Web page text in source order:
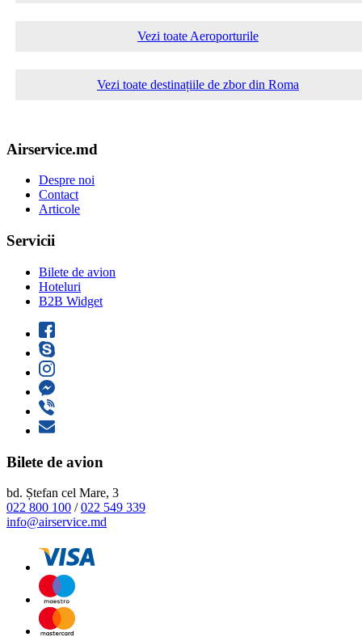
Vezi toate Aeroporturile
Vezi toate destinațiile de zbor din Roma
Airservice.md
Despre noi
Contact
Articole
Servicii
Bilete de avion
Hoteluri
B2B Widget
Bilete de avion
bd. Ștefan cel Mare, 3
022 800 100 /022 549 339
info@airservice.md